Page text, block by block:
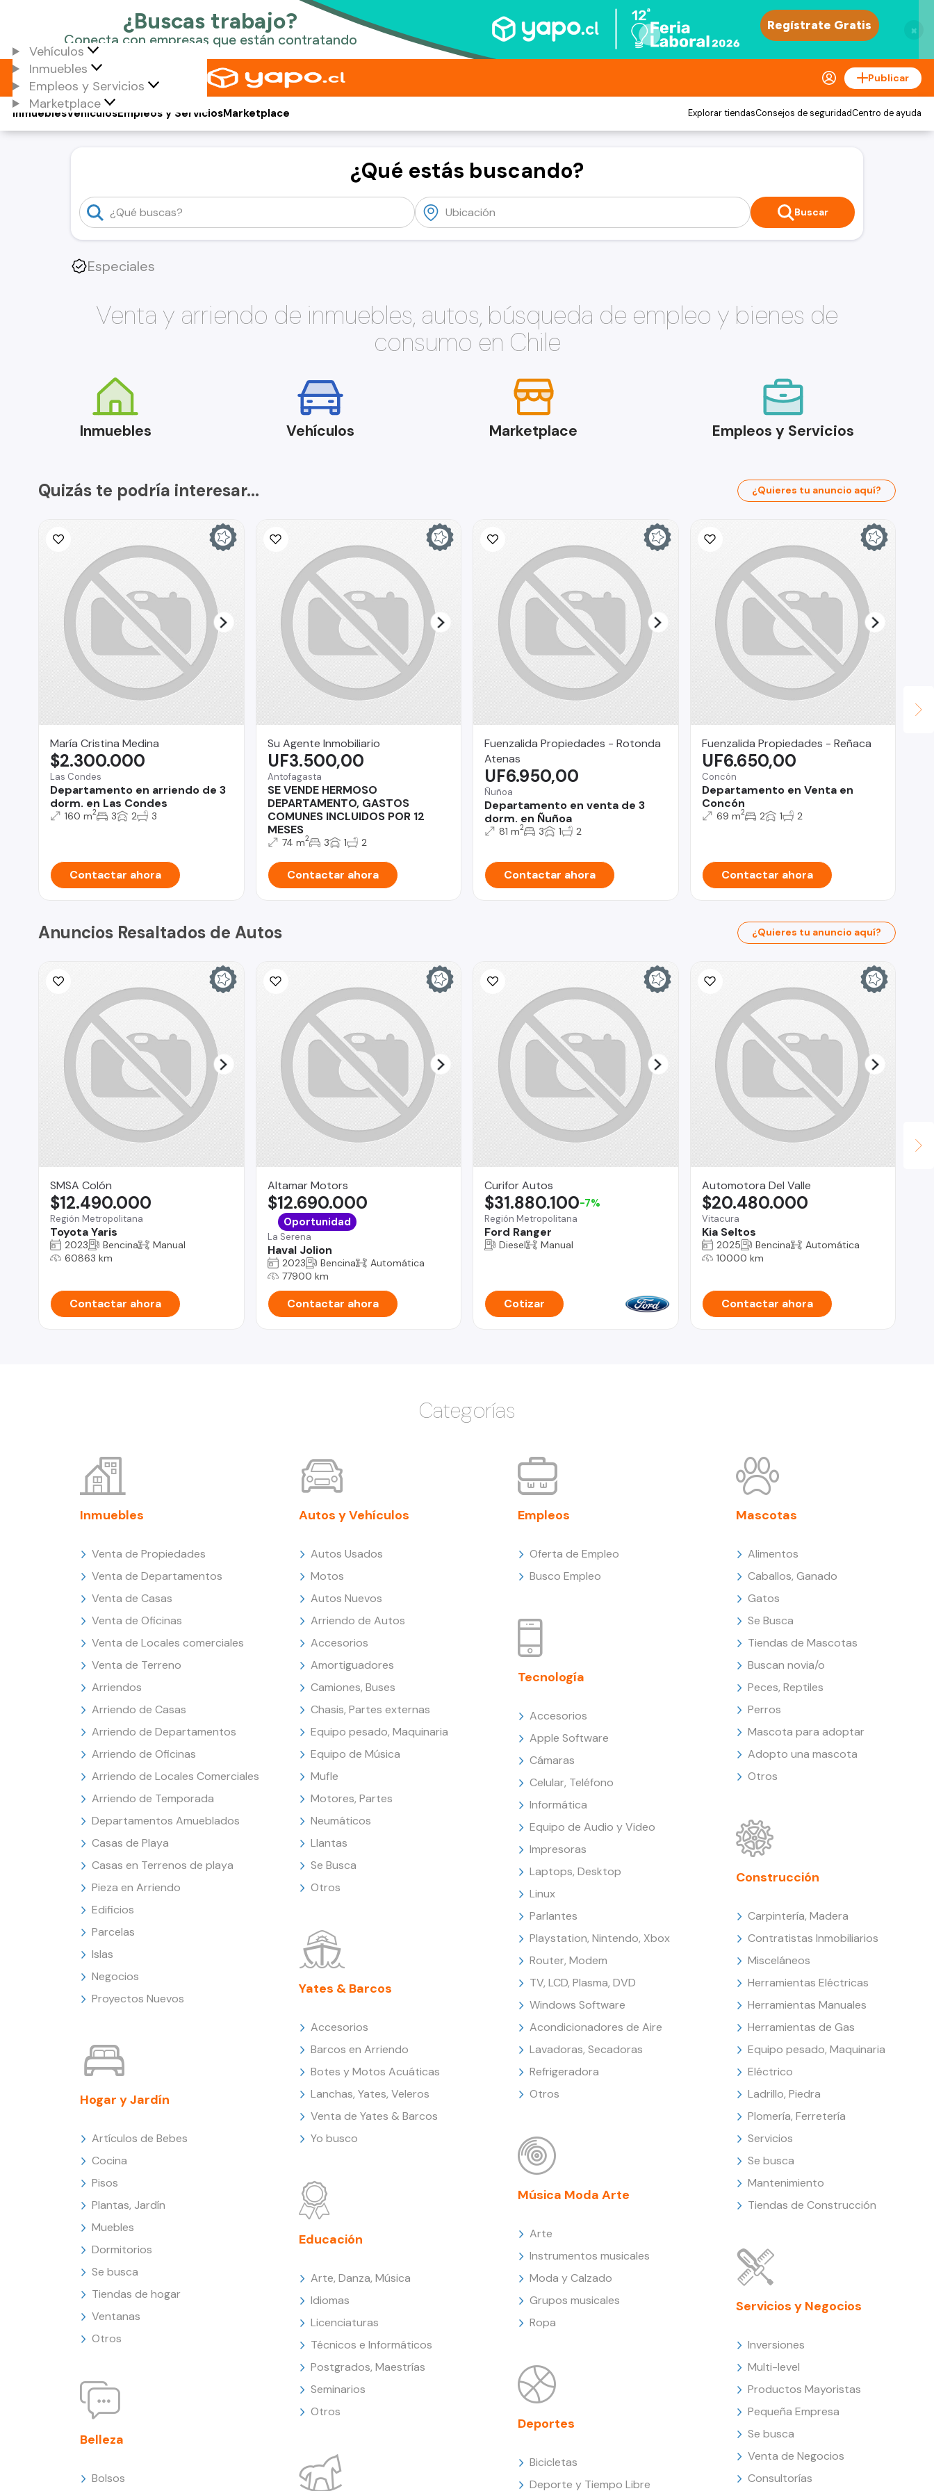
×
Vehículos
Inmuebles
Empleos y Servicios
Marketplace
Publicar
Vehículos
Inmuebles Empleos y ServiciosMarketplace Explorar tiendasConsejos de seguridadCentro de ayuda
¿Qué estás buscando?
Buscar
Especiales
Venta y arriendo de inmuebles, autos, búsqueda de empleo y bienes de
consumo en Chile
Inmuebles Vehículos Marketplace Empleos y Servicios
Quizás te podría interesar... ¿Quieres tu anuncio aquí?
María Cristina Medina
Las Condes
Departamento en arriendo de 3
dorm. en Las Condes
$2.300.000
160 m2 3 2 3
Contactar ahora
Su Agente Inmobiliario
Antofagasta
SE VENDE HERMOSO
DEPARTAMENTO, GASTOS
COMUNES INCLUIDOS POR 12
MESES
UF3.500,00
74 m2 3 1 2
Contactar ahora
Fuenzalida Propiedades - Rotonda
Atenas
Ñuñoa
Departamento en venta de 3
dorm. en Ñuñoa
UF6.950,00
81 m2 3 1 2
Contactar ahora
Fuenzalida Propiedades - Reñaca
Concón
Departamento en Venta en
Concón
UF6.650,00
69 m2 2 1 2
Contactar ahora
Anuncios Resaltados de Autos ¿Quieres tu anuncio aquí?
SMSA Colón
Región Metropolitana
Toyota Yaris
$12.490.000
2023 Bencina
Manual
60863 km
Contactar ahora
Altamar Motors
La Serena
Haval Jolion
$12.690.000
Oportunidad
2023 Bencina
Automática
77900 km
Contactar ahora
Curifor Autos
Región Metropolitana
Ford Ranger
$31.880.100-7%
Diesel Manual
Cotizar
Automotora Del Valle
Vitacura
Kia Seltos
$20.480.000
2025 Bencina
Automática
10000 km
Contactar ahora
Categorías
Inmuebles
Venta de Propiedades
Venta de Departamentos
Venta de Casas
Venta de Oficinas
Venta de Locales comerciales
Venta de Terreno
Arriendos
Arriendo de Casas
Arriendo de Departamentos
Arriendo de Oficinas
Arriendo de Locales Comerciales
Arriendo de Temporada
Departamentos Amueblados
Casas de Playa
Casas en Terrenos de playa
Pieza en Arriendo
Edificios
Parcelas
Islas
Negocios
Proyectos Nuevos
Hogar y Jardín
Artículos de Bebes
Cocina
Pisos
Plantas, Jardín
Muebles
Dormitorios
Se busca
Tiendas de hogar
Ventanas
Otros
Belleza
Bolsos
Autos y Vehículos
Autos Usados
Motos
Autos Nuevos
Arriendo de Autos
Accesorios
Amortiguadores
Camiones, Buses
Chasis, Partes externas
Equipo pesado, Maquinaria
Equipo de Música
Mufle
Motores, Partes
Neumáticos
Llantas
Se Busca
Otros
Yates & Barcos
Accesorios
Barcos en Arriendo
Botes y Motos Acuáticas
Lanchas, Yates, Veleros
Venta de Yates & Barcos
Yo busco
Educación
Arte, Danza, Música
Idiomas
Licenciaturas
Técnicos e Informáticos
Postgrados, Maestrías
Seminarios
Otros
Empleos
Oferta de Empleo
Busco Empleo
Tecnología
Accesorios
Apple Software
Cámaras
Celular, Teléfono
Informática
Equipo de Audio y Video
Impresoras
Laptops, Desktop
Linux
Parlantes
Playstation, Nintendo, Xbox
Router, Modem
TV, LCD, Plasma, DVD
Windows Software
Acondicionadores de Aire
Lavadoras, Secadoras
Refrigeradora
Otros
Música Moda Arte
Arte
Instrumentos musicales
Moda y Calzado
Grupos musicales
Ropa
Deportes
Bicicletas
Deporte y Tiempo Libre
Mascotas
Alimentos
Caballos, Ganado
Gatos
Se Busca
Tiendas de Mascotas
Buscan novia/o
Peces, Reptiles
Perros
Mascota para adoptar
Adopto una mascota
Otros
Construcción
Carpintería, Madera
Contratistas Inmobiliarios
Misceláneos
Herramientas Eléctricas
Herramientas Manuales
Herramientas de Gas
Equipo pesado, Maquinaria
Eléctrico
Ladrillo, Piedra
Plomería, Ferretería
Servicios
Se busca
Mantenimiento
Tiendas de Construcción
Servicios y Negocios
Inversiones
Multi-level
Productos Mayoristas
Pequeña Empresa
Se busca
Venta de Negocios
Consultorías